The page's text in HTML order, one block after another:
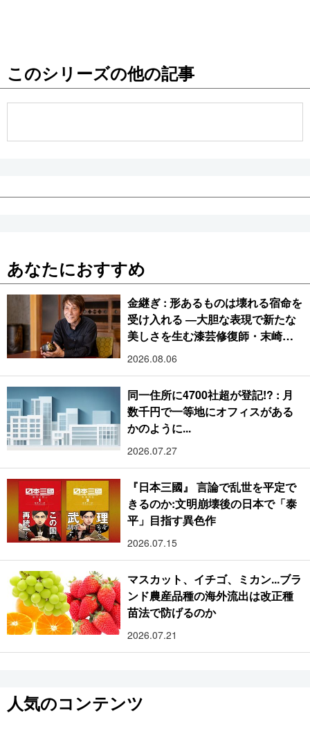
お知らせ
このシリーズの他の記事
あなたにおすすめ
金継ぎ : 形あるものは壊れる宿命を
受け入れる ―大胆な表現で新たな
美しさを生む漆芸修復師・末崎広
樹
2026.08.06
同一住所に4700社超が登記!? : 月
数千円で一等地にオフィスがある
かのように...
2026.07.27
『日本三國』 言論で乱世を平定で
きるのか:文明崩壊後の日本で「泰
平」目指す異色作
2026.07.15
マスカット、イチゴ、ミカン...ブラ
ンド農産品種の海外流出は改正種
苗法で防げるのか
2026.07.21
人気のコンテンツ